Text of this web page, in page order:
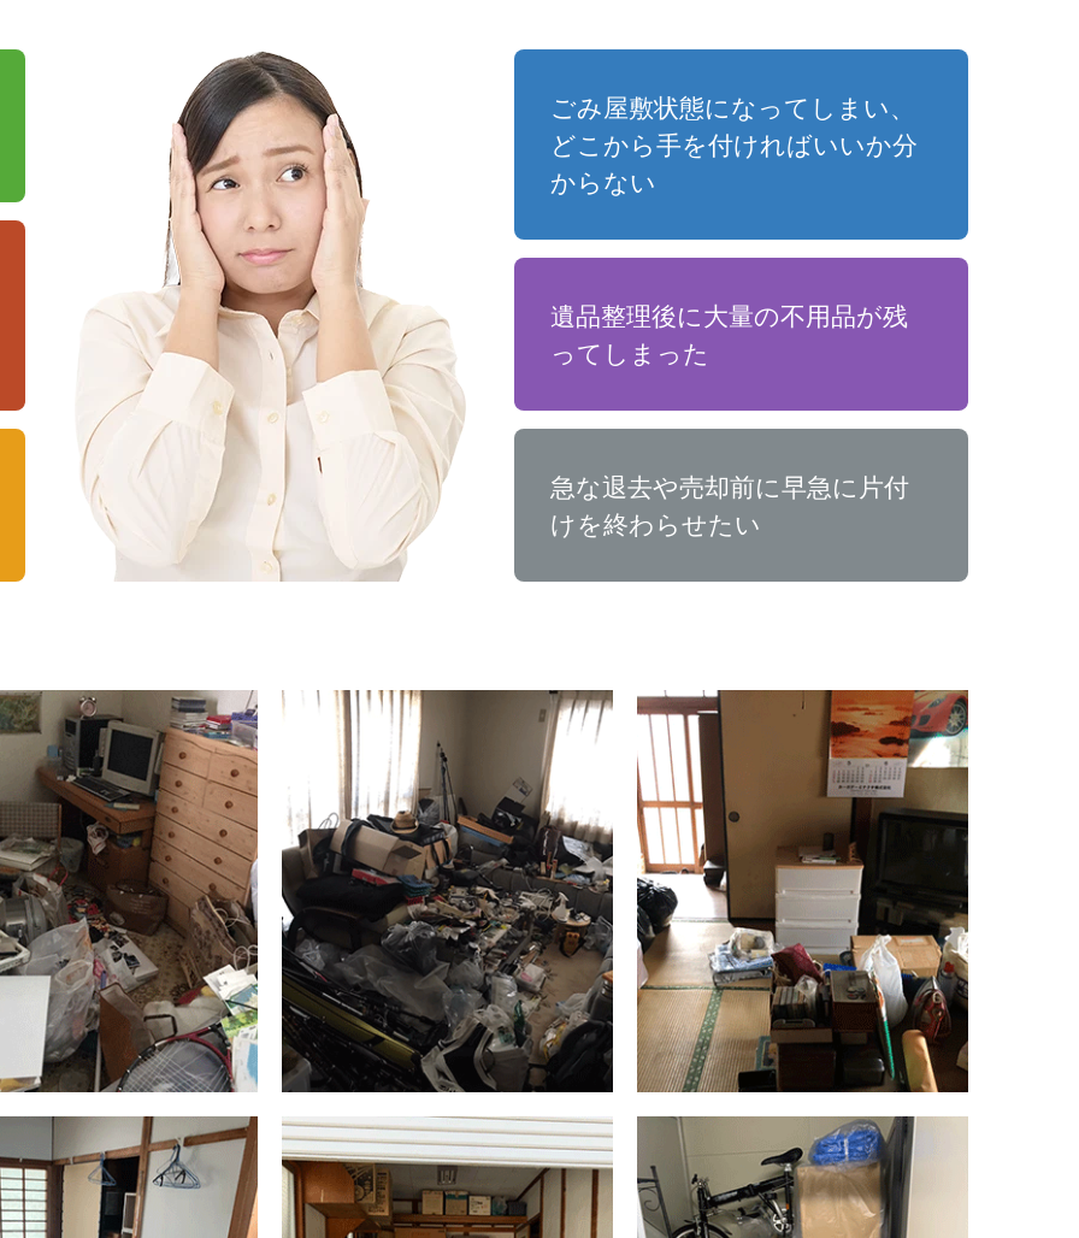
ごみ屋敷状態になってしまい、
どこから手を付ければいいか分
からない
遺品整理後に大量の不用品が残
ってしまった
急な退去や売却前に早急に片付
けを終わらせたい